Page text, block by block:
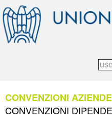
CONVENZIONI
CONVENZIONI